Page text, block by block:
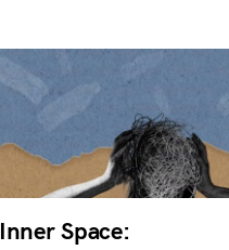
Inner Space: